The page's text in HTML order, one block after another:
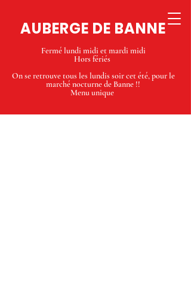
AUBERGE DE BANNE
Fermé lundi midi et mardi midi
Hors fériés
On se retrouve tous les lundis soir cet été, pour le
marché nocturne de Banne !!
Menu unique